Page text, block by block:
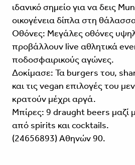
ιδανικό σημείο για να δεις
οικογένεια δίπλα στη
Οθόνες: Μεγάλες οθόνες
προβάλλουν live αθλητικά
ποδοσφαιρικούς αγώνες.
Δοκίμασε: Τα burgers του,
και τις vegan επιλογές του
κρατούν μέχρι αργά.
Μπίρες: 9 draught beers μαζί
από spirits και cocktails.
(24656893) Αθηνών 90.